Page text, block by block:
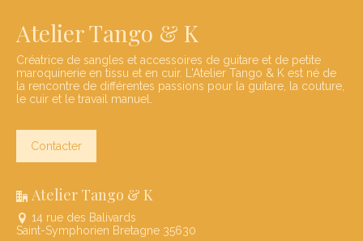
Atelier Tango & K
Créatrice de sangles et accessoires de guitare et de petite
maroquinerie en tissu et en cuir. L'Atelier Tango & K est né de
la rencontre de différentes passions pour la guitare, la couture,
le cuir et le travail manuel.
Contacter
Atelier Tango & K
14 rue des Balivards
Saint-Symphorien Bretagne 35630